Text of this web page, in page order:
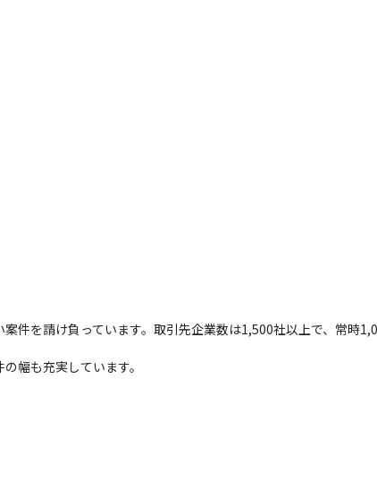
件を請け負っています。取引先企業数は1,500社以上で、常時
幅も充実しています。